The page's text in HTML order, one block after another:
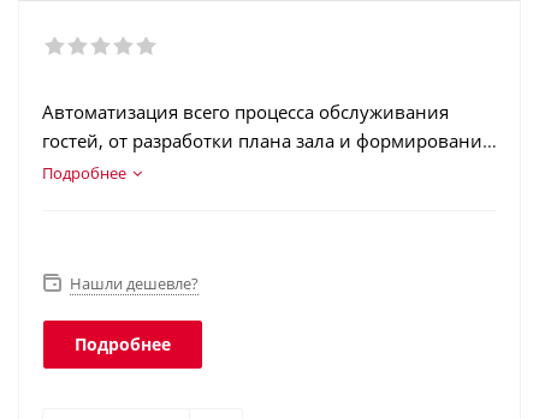
Автоматизация всего процесса обслуживания
гостей, от разработки плана зала и формирования
меню заведения, до получения всей необходимой
Подробнее
Нашли дешевле?
Подробнее